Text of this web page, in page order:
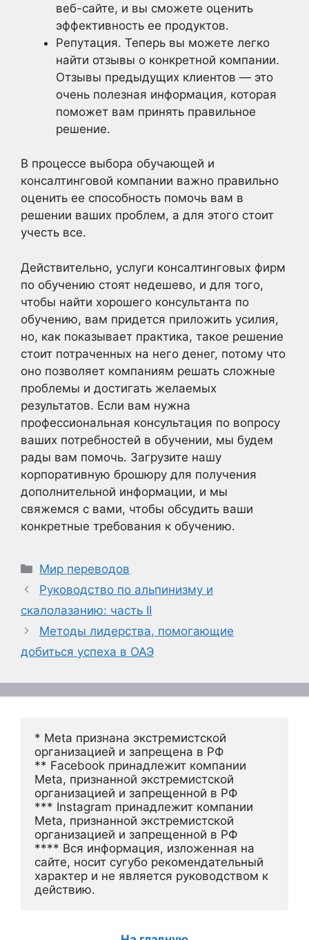
веб-сайте, и вы сможете оценить
эффективность ее продуктов.
Репутация. Теперь вы можете легко
найти отзывы о конкретной компании.
Отзывы предыдущих клиентов — это
очень полезная информация, которая
поможет вам принять правильное
решение.
В процессе выбора обучающей и
консалтинговой компании важно правильно
оценить ее способность помочь вам в
решении ваших проблем, а для этого стоит
учесть все.
Действительно, услуги консалтинговых фирм
по обучению стоят недешево, и для того,
чтобы найти хорошего консультанта по
обучению, вам придется приложить усилия,
но, как показывает практика, такое решение
стоит потраченных на него денег, потому что
оно позволяет компаниям решать сложные
проблемы и достигать желаемых
результатов. Если вам нужна
профессиональная консультация по вопросу
ваших потребностей в обучении, мы будем
рады вам помочь. Загрузите нашу
корпоративную брошюру для получения
дополнительной информации, и мы
свяжемся с вами, чтобы обсудить ваши
конкретные требования к обучению.
Рубрики
Мир переводов
Руководство по альпинизму и
скалолазанию: часть II
Методы лидерства, помогающие
добиться успеха в ОАЭ
* Meta признана экстремистской
организацией и запрещена в РФ
** Facebook принадлежит компании
Meta, признанной экстремистской
организацией и запрещенной в РФ
*** Instagram принадлежит компании
Meta, признанной экстремистской
организацией и запрещенной в РФ
**** Вся информация, изложенная на
сайте, носит сугубо рекомендательный
характер и не является руководством к
действию.